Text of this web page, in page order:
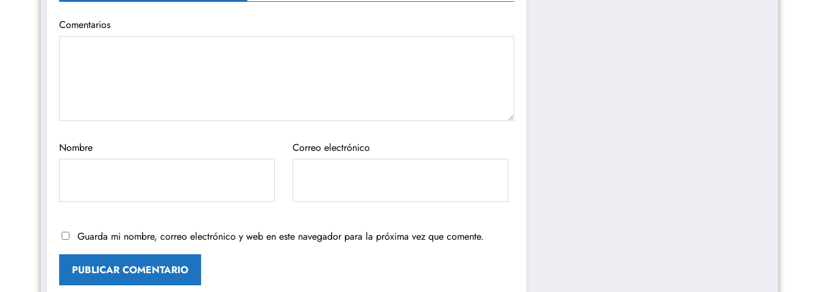
Comentarios
Nombre Correo electrónico
Guarda mi nombre, correo electrónico y web en este navegador para la próxima vez que comente.